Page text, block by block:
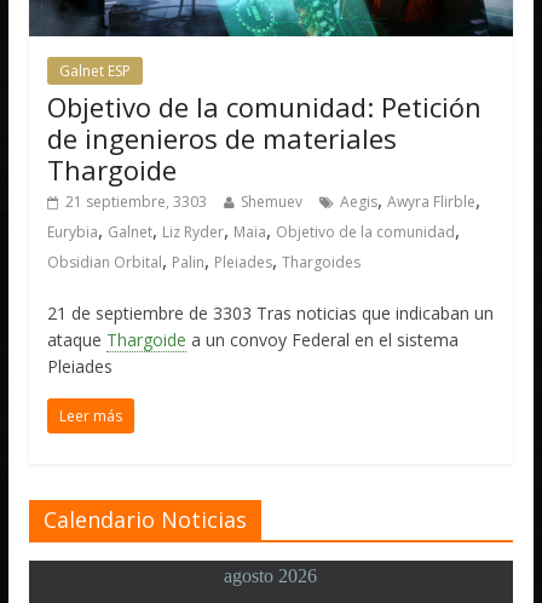
Galnet ESP
Objetivo de la comunidad: Petición
de ingenieros de materiales
Thargoide
21 septiembre, 3303 Shemuev Aegis,Awyra Flirble,
Eurybia, Galnet, Liz Ryder, Maia, Objetivo de la comunidad,
Obsidian Orbital, Palin, Pleiades,Thargoides
21 de septiembre de 3303 Tras noticias que indicaban un
ataque Thargoide a un convoy Federal en el sistema
Pleiades
Leer más
Calendario Noticias
agosto 2026